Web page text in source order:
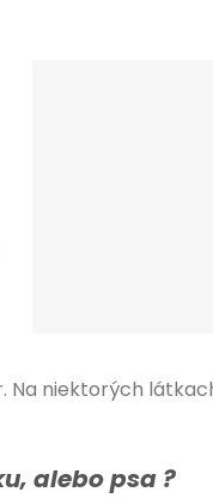
Na niektorých
alebo psa ?